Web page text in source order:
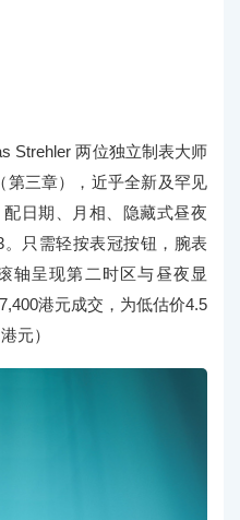
Strehler 两位独立制表大师
第三章），近乎全新及罕见
日期、月相、隐藏式昼夜
只需轻按表冠按钮，腕表
轴呈现第二时区与昼夜显
港元成交，为低估价4.5
元）